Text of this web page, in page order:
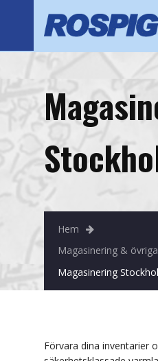
Flytt
Stockholm
Bromma
Haninge
Huddinge
Järfälla
Norrtälje
Hem
Magasinering &
Magasinering
Förvara dina inventarier